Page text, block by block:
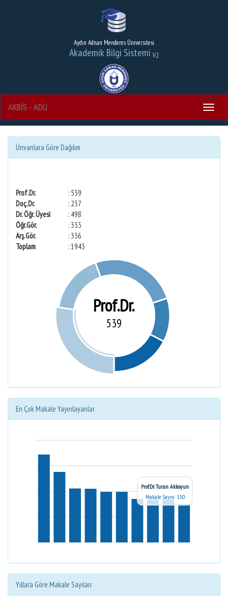
Aydın Adnan Menderes Üniversitesi
Akademik Bilgi Sistemi V2
Menu
AKBİS - ADÜ
Ünvanlara Göre Dağılım
Prof.Dr.
: 539
Doç.Dr.
: 237
Dr. Öğr. Üyesi
: 498
Öğr.Gör.
: 333
Arş.Gör.
: 336
Toplam
: 1943
Prof.Dr.
539
En Çok Makale Yayınlayanlar
Prof.Dr. Turan Akkoyun
Makale Sayısı: 150
Yıllara Göre Makale Sayıları